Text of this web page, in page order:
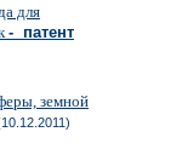
для
- патент
земной